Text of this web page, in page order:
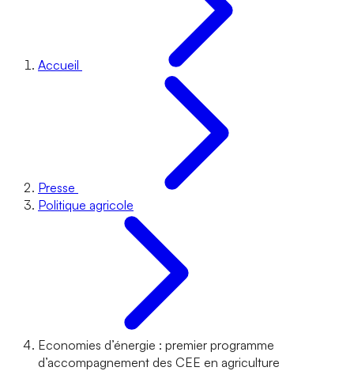
Accueil
Presse
Politique agricole
Economies d’énergie : premier programme
d’accompagnement des CEE en agriculture